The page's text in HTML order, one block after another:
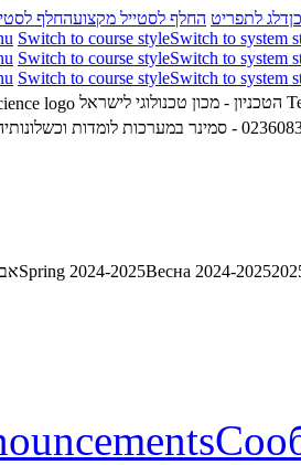
דלג לתפריט החלף לסטייל מקצועהחלף
Switch to course styleSwitch to system
Switch to course styleSwitch to system
Switch to course styleSwitch to system
- סמינר במערכות לומדות וכשלונותיהן
אביבSpring 2024-2025Весна 2024-2025